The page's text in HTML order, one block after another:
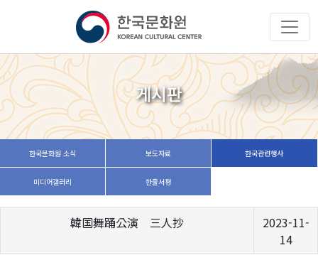
게시판
한국문화원 소식 보도자료 한국관련행사
미디어갤러리 한줄서평
韓国舞踊公演 三人抄
2023-11-
14